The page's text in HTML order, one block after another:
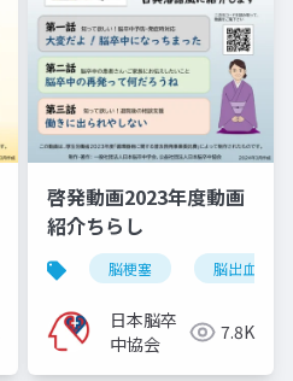
くも膜下出血 脳卒中
啓発動画2023年度動画
紹介ちらし
脳梗塞 脳出血
日本脳卒
中協会
7.8K